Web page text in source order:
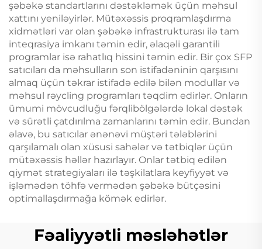
şəbəkə standartlarını dəstəkləmək üçün məhsul
xattını yeniləyirlər. Mütəxəssis proqramlaşdırma
xidmətləri var olan şəbəkə infrastrukturası ilə tam
inteqrasiya imkanı təmin edir, əlaqəli garantili
programlar isə rahatlıq hissini təmin edir. Bir çox SFP
satıcıları da məhsulların son istifadəninin qarşısını
almaq üçün təkrar istifadə edilə bilən modullar və
məhsul rəycling programları təqdim edirlər. Onların
ümumi mövcudluğu fərqlibölgələrdə lokal dəstək
və sürətli çatdırılma zamanlarını təmin edir. Bundan
əlavə, bu satıcılar ənənəvi müştəri tələblərini
qarşılamalı olan xüsusi sahələr və tətbiqlər üçün
mütəxəssis həllər hazırlayır. Onlar tətbiq edilən
qiymət strategiyaları ilə təşkilatlara keyfiyyət və
işləmədən töhfə vermədən şəbəkə bütçəsini
optimallaşdırmağa kömək edirlər.
Fəaliyyətli məsləhətlər